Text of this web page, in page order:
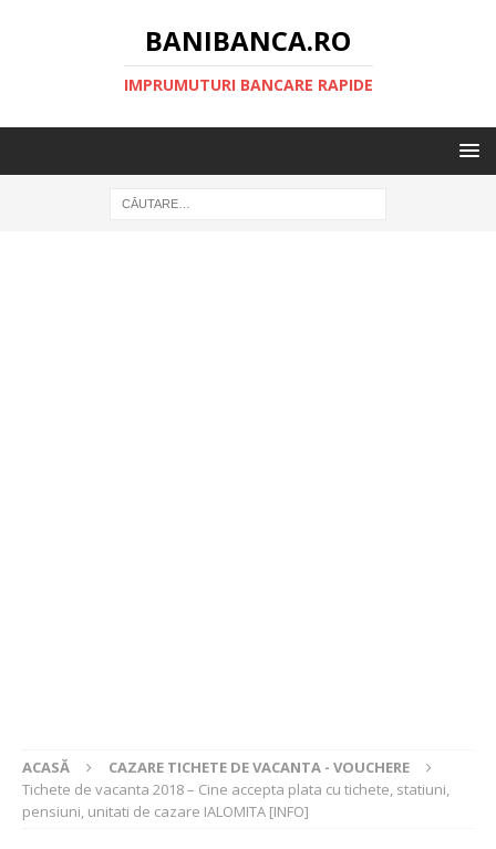
BANIBANCA.RO
IMPRUMUTURI BANCARE RAPIDE
ACASĂ
CAZARE TICHETE DE VACANTA - VOUCHERE
Tichete de vacanta 2018 – Cine accepta plata cu tichete, statiuni,
pensiuni, unitati de cazare IALOMITA [INFO]